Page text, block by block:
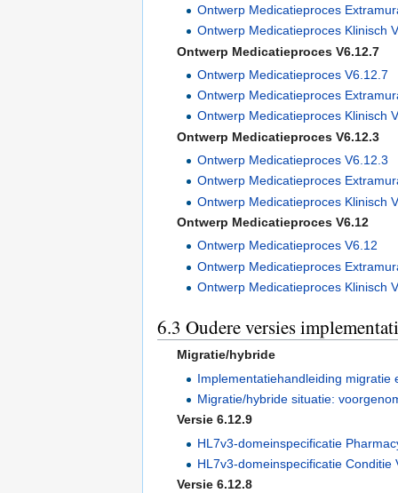
Ontwerp Medicatieproces
Ontwerp Medicatieproces Klinisch
Ontwerp Medicatieproces V6.12.7
Ontwerp Medicatieproces V6.12.7
Ontwerp Medicatieproces
Ontwerp Medicatieproces Klinisch
Ontwerp Medicatieproces V6.12.3
Ontwerp Medicatieproces V6.12.3
Ontwerp Medicatieproces
Ontwerp Medicatieproces Klinisch
Ontwerp Medicatieproces V6.12
Ontwerp Medicatieproces V6.12
Ontwerp Medicatieproces
Ontwerp Medicatieproces Klinisch
6.3 Oudere versies
Migratie/hybride
Implementatiehandleiding migratie
Migratie/hybride situatie:
Versie 6.12.9
HL7v3-domeinspecificatie
HL7v3-domeinspecificatie Conditie
Versie 6.12.8